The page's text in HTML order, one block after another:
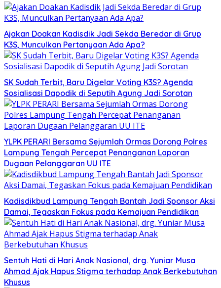
Ajakan Doakan Kadisdik Jadi Sekda Beredar di Grup
K3S, Munculkan Pertanyaan Ada Apa?
SK Sudah Terbit, Baru Digelar Voting K3S? Agenda
Sosialisasi Dapodik di Seputih Agung Jadi Sorotan
YLPK PERARI Bersama Sejumlah Ormas Dorong Polres
Lampung Tengah Percepat Penanganan Laporan
Dugaan Pelanggaran UU ITE
Kadisdikbud Lampung Tengah Bantah Jadi Sponsor Aksi
Damai, Tegaskan Fokus pada Kemajuan Pendidikan
Sentuh Hati di Hari Anak Nasional, drg. Yuniar Musa
Ahmad Ajak Hapus Stigma terhadap Anak Berkebutuhan
Khusus